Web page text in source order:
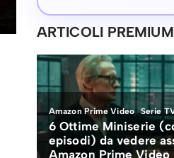
ARTICOLI PREMIUM